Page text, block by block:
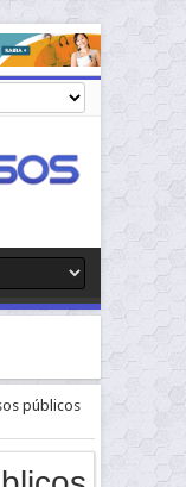
públicos